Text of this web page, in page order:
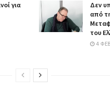
για
Δεν
από
του
4